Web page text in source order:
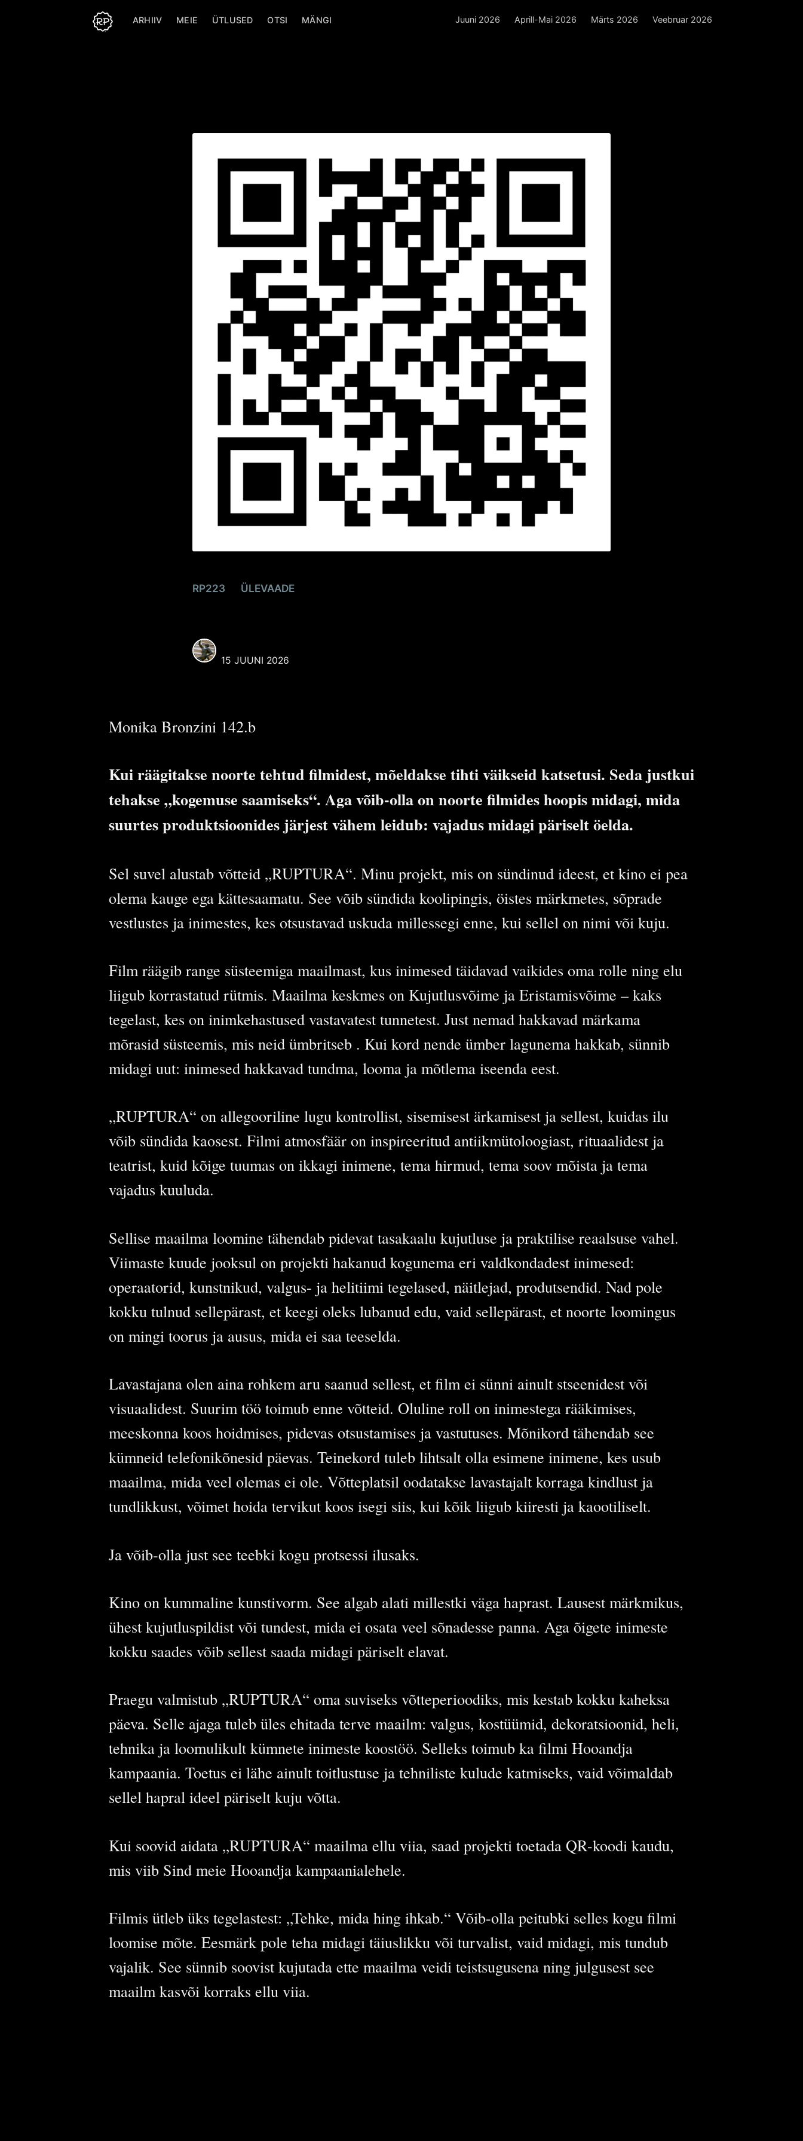
ARHIIV MEIE ÜTLUSED OTSI MÄNGI Juuni 2026 Aprill-Mai 2026 Märts 2026 Veebruar 2026
RP223 ÜLEVAADE
kõik artiklid, mille autoritel
15 JUUNI 2026
Monika Bronzini 142.b
Kui räägitakse noorte tehtud filmidest, mõeldakse tihti väikseid katsetusi. Seda justkui
tehakse „kogemuse saamiseks“. Aga võib-olla on noorte filmides hoopis midagi, mida
suurtes produktsioonides järjest vähem leidub: vajadus midagi päriselt öelda.
Sel suvel alustab võtteid „RUPTURA“. Minu projekt, mis on sündinud ideest, et kino ei pea
olema kauge ega kättesaamatu. See võib sündida koolipingis, öistes märkmetes, sõprade
vestlustes ja inimestes, kes otsustavad uskuda millessegi enne, kui sellel on nimi või kuju.
Film räägib range süsteemiga maailmast, kus inimesed täidavad vaikides oma rolle ning elu
liigub korrastatud rütmis. Maailma keskmes on Kujutlusvõime ja Eristamisvõime – kaks
tegelast, kes on inimkehastused vastavatest tunnetest. Just nemad hakkavad märkama
mõrasid süsteemis, mis neid ümbritseb . Kui kord nende ümber lagunema hakkab, sünnib
midagi uut: inimesed hakkavad tundma, looma ja mõtlema iseenda eest.
„RUPTURA“ on allegooriline lugu kontrollist, sisemisest ärkamisest ja sellest, kuidas ilu
võib sündida kaosest. Filmi atmosfäär on inspireeritud antiikmütoloogiast, rituaalidest ja
teatrist, kuid kõige tuumas on ikkagi inimene, tema hirmud, tema soov mõista ja tema
vajadus kuuluda.
Sellise maailma loomine tähendab pidevat tasakaalu kujutluse ja praktilise reaalsuse vahel.
Viimaste kuude jooksul on projekti hakanud kogunema eri valdkondadest inimesed:
operaatorid, kunstnikud, valgus- ja helitiimi tegelased, näitlejad, produtsendid. Nad pole
kokku tulnud sellepärast, et keegi oleks lubanud edu, vaid sellepärast, et noorte loomingus
on mingi toorus ja ausus, mida ei saa teeselda.
Lavastajana olen aina rohkem aru saanud sellest, et film ei sünni ainult stseenidest või
visuaalidest. Suurim töö toimub enne võtteid. Oluline roll on inimestega rääkimises,
meeskonna koos hoidmises, pidevas otsustamises ja vastutuses. Mõnikord tähendab see
kümneid telefonikõnesid päevas. Teinekord tuleb lihtsalt olla esimene inimene, kes usub
maailma, mida veel olemas ei ole. Võtteplatsil oodatakse lavastajalt korraga kindlust ja
tundlikkust, võimet hoida tervikut koos isegi siis, kui kõik liigub kiiresti ja kaootiliselt.
Ja võib-olla just see teebki kogu protsessi ilusaks.
Kino on kummaline kunstivorm. See algab alati millestki väga haprast. Lausest märkmikus,
ühest kujutluspildist või tundest, mida ei osata veel sõnadesse panna. Aga õigete inimeste
kokku saades võib sellest saada midagi päriselt elavat.
Praegu valmistub „RUPTURA“ oma suviseks võtteperioodiks, mis kestab kokku kaheksa
päeva. Selle ajaga tuleb üles ehitada terve maailm: valgus, kostüümid, dekoratsioonid, heli,
tehnika ja loomulikult kümnete inimeste koostöö. Selleks toimub ka filmi Hooandja
kampaania. Toetus ei lähe ainult toitlustuse ja tehniliste kulude katmiseks, vaid võimaldab
sellel hapral ideel päriselt kuju võtta.
Kui soovid aidata „RUPTURA“ maailma ellu viia, saad projekti toetada QR-koodi kaudu,
mis viib Sind meie Hooandja kampaanialehele.
Filmis ütleb üks tegelastest: „Tehke, mida hing ihkab.“ Võib-olla peitubki selles kogu filmi
loomise mõte. Eesmärk pole teha midagi täiuslikku või turvalist, vaid midagi, mis tundub
vajalik. See sünnib soovist kujutada ette maailma veidi teistsugusena ning julgusest see
maailm kasvõi korraks ellu viia.